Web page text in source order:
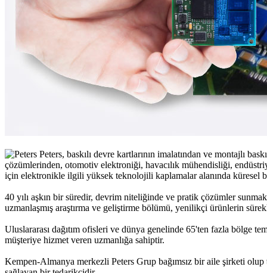
Peters, baskılı devre kartlarının imalatından ve montajlı
çözümlerinden, otomotiv elektroniği, havacılık mühendisliği,
için elektronikle ilgili yüksek teknolojili kaplamalar alanında küresel
40 yılı aşkın bir süredir, devrim niteliğinde ve pratik çözümler
uzmanlaşmış araştırma ve geliştirme bölümü, yenilikçi ürünlerin
Uluslararası dağıtım ofisleri ve dünya genelinde 65'ten fazla bölge
müşteriye hizmet veren uzmanlığa sahiptir.
Kempen-Almanya merkezli Peters Grup bağımsız bir aile şirketi